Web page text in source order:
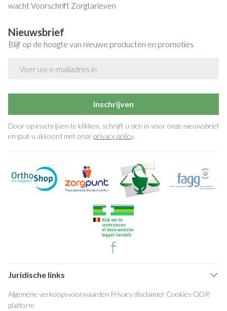
wachtVoorschrift Zorgtarieven
Nieuwsbrief
Blijf op de hoogte van nieuwe producten en promoties
Inschrijven
Door op inschrijven te klikken, schrijft u zich in voor onze nieuwsbrief
en gaat u akkoord met onze privacy policy.
Juridische links
Algemene verkoopsvoorwaarden Privacy disclaimer Cookies ODR-
platform